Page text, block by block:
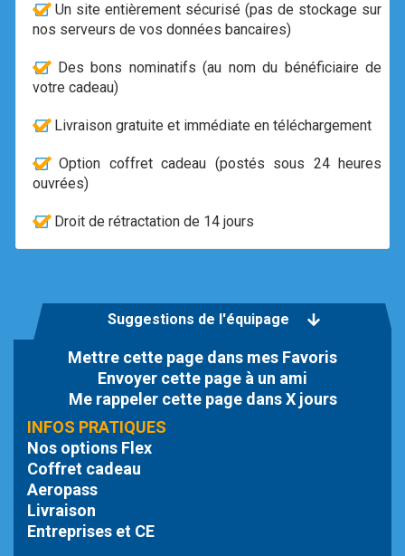
Un site entièrement sécurisé (pas de stockage sur
nos serveurs de vos données bancaires)
Des bons nominatifs (au nom du bénéficiaire de
votre cadeau)
Livraison gratuite et immédiate en téléchargement
Option coffret cadeau (postés sous 24 heures
ouvrées)
Droit de rétractation de 14 jours
Suggestions de l'équipage
Mettre cette page dans mes Favoris
Envoyer cette page à un ami
Me rappeler cette page dans X jours
INFOS PRATIQUES
Nos options Flex
Coffret cadeau
Aeropass
Livraison
Entreprises et CE